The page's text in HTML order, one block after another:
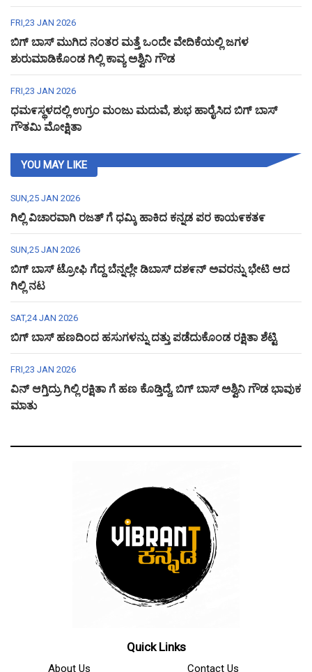
FRI,23 JAN 2026
ಬಿಗ್ ಬಾಸ್ ಮುಗಿದ ನಂತರ ಮತ್ತೆ ಒಂದೇ ವೇದಿಕೆಯಲ್ಲಿ ಜಗಳ
ಶುರುಮಾಡಿಕೊಂಡ ಗಿಲ್ಲಿ ಕಾವ್ಯ ಅಶ್ವಿನಿ ಗೌಡ
FRI,23 JAN 2026
ಧಮ೯ಸ್ಥಳದಲ್ಲಿ ಉಗ್ರಂ ಮಂಜು ಮದುವೆ, ಶುಭ ಹಾರೈಸಿದ ಬಿಗ್ ಬಾಸ್
ಗೌತಮಿ ಮೋಕ್ಷಿತಾ
YOU MAY LIKE
SUN,25 JAN 2026
ಗಿಲ್ಲಿ ವಿಚಾರವಾಗಿ ರಜತ್ ಗೆ ಧಮ್ಕಿ ಹಾಕಿದ ಕನ್ನಡ ಪರ ಕಾಯ೯ಕತ೯
SUN,25 JAN 2026
ಬಿಗ್ ಬಾಸ್ ಟ್ರೋಫಿ ಗೆದ್ದ ಬೆನ್ನಲ್ಲೇ ಡಿಬಾಸ್ ದಶ೯ನ್ ಅವರನ್ನು ಭೇಟಿ ಆದ
ಗಿಲ್ಲಿ ನಟ
SAT,24 JAN 2026
ಬಿಗ್ ಬಾಸ್ ಹಣದಿಂದ ಹಸುಗಳನ್ನು ದತ್ತು ಪಡೆದುಕೊಂಡ ರಕ್ಷಿತಾ ಶೆಟ್ಟಿ
FRI,23 JAN 2026
ವಿನ್ ಆಗ್ತಿದ್ರು ಗಿಲ್ಲಿ ರಕ್ಷಿತಾ ಗೆ ಹಣ ಕೊಡ್ತಿದ್ದೆ, ಬಿಗ್ ಬಾಸ್ ಅಶ್ವಿನಿ ಗೌಡ ಭಾವುಕ
ಮಾತು
Quick Links
About Us Contact Us